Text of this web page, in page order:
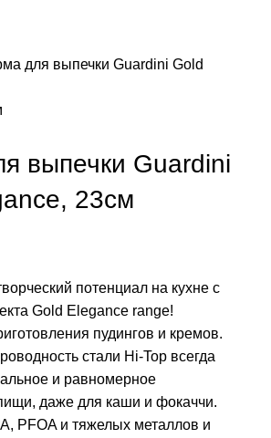
для выпечки Guardini Gold
выпечки Guardini
23см
потенциал на кухне с
Gold Elegance range!
пудингов и кремов.
стали Hi-Top всегда
и равномерное
даже для каши и фокаччи.
PFOA и тяжелых металлов и